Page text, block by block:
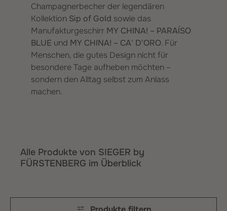
Champagnerbecher der legendären
Kollektion Sip of Gold sowie das
Manufakturgeschirr MY CHINA! – PARAÍSO
BLUE und MY CHINA! – CA' D'ORO. Für
Menschen, die gutes Design nicht für
besondere Tage aufheben möchten –
sondern den Alltag selbst zum Anlass
machen.
Alle Produkte von SIEGER by
FÜRSTENBERG im Überblick